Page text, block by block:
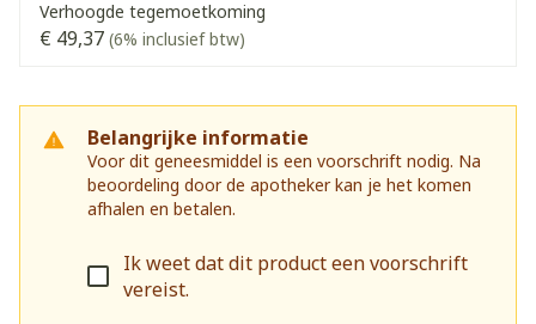
Verhoogde tegemoetkoming
€ 49,37 (6% inclusief btw)
Belangrijke informatie
Voor dit geneesmiddel is een voorschrift nodig. Na
beoordeling door de apotheker kan je het komen
afhalen en betalen.
Ik weet dat dit product een voorschrift
vereist.